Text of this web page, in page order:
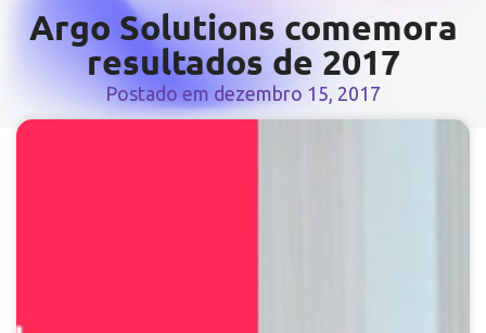
Argo Solutions comemora
resultados de 2017
Postado em dezembro 15, 2017